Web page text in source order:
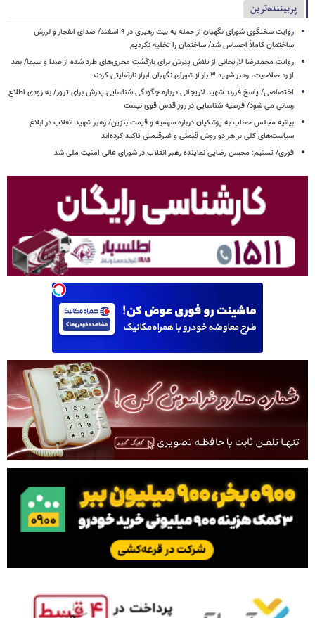
پربیننده‌ترین
روایت سخنگوی شورای نگهبان از حمله به بیت رهبری در ۹ اسفند/ صدای انفجار و لرزش
ساختمان کاملاً احساس شد/ ساختمان را تخلیه نکردیم
روایت محمدرضا لاریجانی از تلاش پدرش برای بازگشت مجری‌های طرد شده از صدا و سیما/ بعد
از رد صلاحیت، رهبر شهید ۳ بار از شورای نگهبان ابراز نارضایتی کردند
اختصاصی/ پاسخ فرزند شهید لاریجانی درباره چگونگی شناسایی پدرش برای ترور/ به زودی اطلاع
رسانی می شود/ فرضیه شناسایی در روز قدس قوی نیست
بیانیه مجلس خطاب به پزشکیان درباره سهمیه و قیمت بنزین/ رهبر شهید انقلاب در ابلاغ
سیاست‌های کلی بر هر دو روش قیمتی و غیرقیمتی تاکید کرده‌اند
فوری/ تسنیم: محسن رضایی نماینده رهبر انقلاب در شورای عالی امنیت ملی شد